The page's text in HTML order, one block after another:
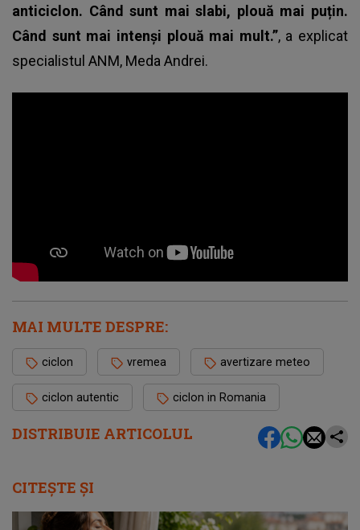
DISTRIBUIE ARTICOLUL
anticiclon. Când sunt mai slabi, plouă mai puțin.
Când sunt mai intenși plouă mai mult.”, a explicat
specialistul ANM, Meda Andrei.
MAI MULTE DESPRE:
ciclon vremea avertizare meteo
ciclon autentic ciclon in Romania
CITEȘTE ȘI